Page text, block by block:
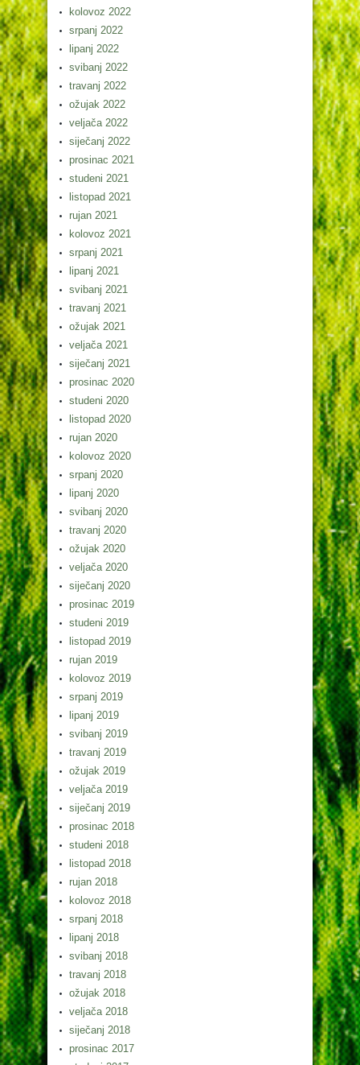
kolovoz 2022
srpanj 2022
lipanj 2022
svibanj 2022
travanj 2022
ožujak 2022
veljača 2022
siječanj 2022
prosinac 2021
studeni 2021
listopad 2021
rujan 2021
kolovoz 2021
srpanj 2021
lipanj 2021
svibanj 2021
travanj 2021
ožujak 2021
veljača 2021
siječanj 2021
prosinac 2020
studeni 2020
listopad 2020
rujan 2020
kolovoz 2020
srpanj 2020
lipanj 2020
svibanj 2020
travanj 2020
ožujak 2020
veljača 2020
siječanj 2020
prosinac 2019
studeni 2019
listopad 2019
rujan 2019
kolovoz 2019
srpanj 2019
lipanj 2019
svibanj 2019
travanj 2019
ožujak 2019
veljača 2019
siječanj 2019
prosinac 2018
studeni 2018
listopad 2018
rujan 2018
kolovoz 2018
srpanj 2018
lipanj 2018
svibanj 2018
travanj 2018
ožujak 2018
veljača 2018
siječanj 2018
prosinac 2017